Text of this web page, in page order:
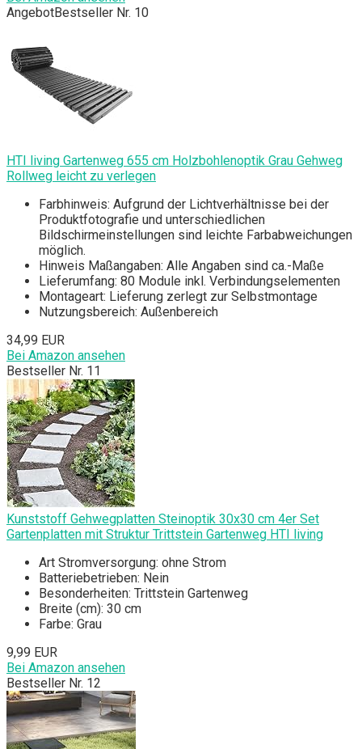
AngebotBestseller Nr. 10
HTI living Gartenweg 655 cm Holzbohlenoptik Grau Gehweg
Rollweg leicht zu verlegen
Farbhinweis: Aufgrund der Lichtverhältnisse bei der
Produktfotografie und unterschiedlichen
Bildschirmeinstellungen sind leichte Farbabweichungen
möglich.
Hinweis Maßangaben: Alle Angaben sind ca.-Maße
Lieferumfang: 80 Module inkl. Verbindungselementen
Montageart: Lieferung zerlegt zur Selbstmontage
Nutzungsbereich: Außenbereich
34,99 EUR
Bei Amazon ansehen
Bestseller Nr. 11
Kunststoff Gehwegplatten Steinoptik 30x30 cm 4er Set
Gartenplatten mit Struktur Trittstein Gartenweg HTI living
Art Stromversorgung: ohne Strom
Batteriebetrieben: Nein
Besonderheiten: Trittstein Gartenweg
Breite (cm): 30 cm
Farbe: Grau
9,99 EUR
Bei Amazon ansehen
Bestseller Nr. 12